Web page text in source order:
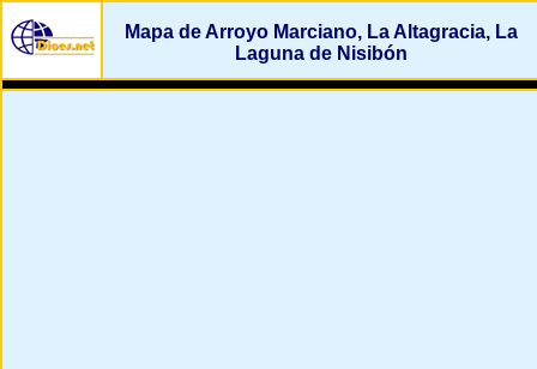
Mapa de Arroyo Marciano, La Altagracia, La
Laguna de Nisibón